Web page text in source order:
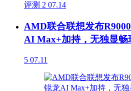
评测 2 07.14
AMD联合联想发布
AI Max+加持，无独显畅
5 07.11